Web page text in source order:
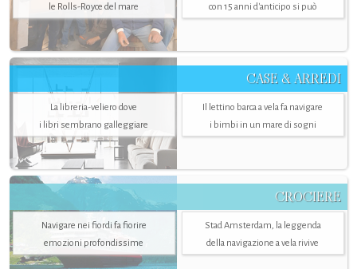
le Rolls-Royce del mare
con 15 anni d'anticipo si può
CASE & ARREDI
La libreria-veliero dove
i libri sembrano galleggiare
Il lettino barca a vela fa navigare
i bimbi in un mare di sogni
CROCIERE
Navigare nei fiordi fa fiorire
emozioni profondissime
Stad Amsterdam, la leggenda
della navigazione a vela rivive